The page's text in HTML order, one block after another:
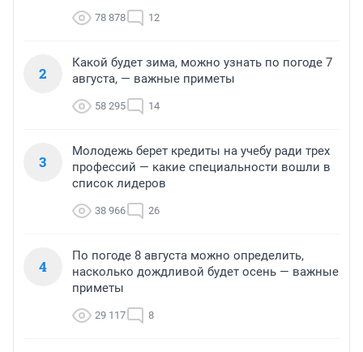
78 878 12
2
Какой будет зима, можно узнать по погоде 7
августа, — важные приметы
58 295 14
3
Молодежь берет кредиты на учебу ради трех
профессий — какие специальности вошли в
список лидеров
38 966 26
4
По погоде 8 августа можно определить,
насколько дождливой будет осень — важные
приметы
29 117 8